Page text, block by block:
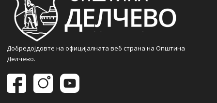
Добредојдовте на официјалната веб страна на Општина
Делчево.